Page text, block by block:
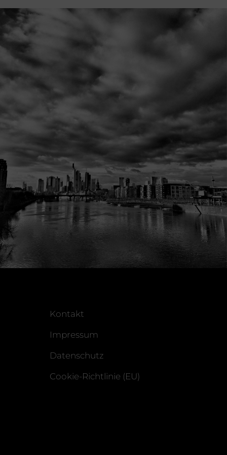
Kontakt
Impressum
Datenschutz
Cookie-Richtlinie (EU)